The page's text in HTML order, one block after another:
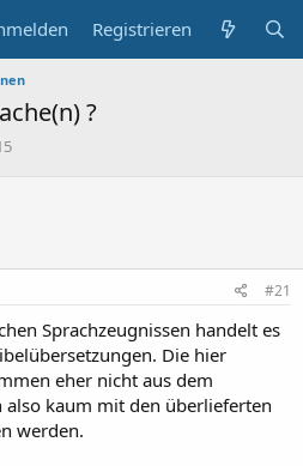
Registrieren
?
#21
Sprachzeugnissen handelt es
Die hier
eher nicht aus dem
kaum mit den überlieferten
werden.